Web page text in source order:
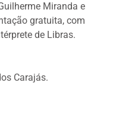
Miranda e
gratuita, com
de Libras.
Carajás.